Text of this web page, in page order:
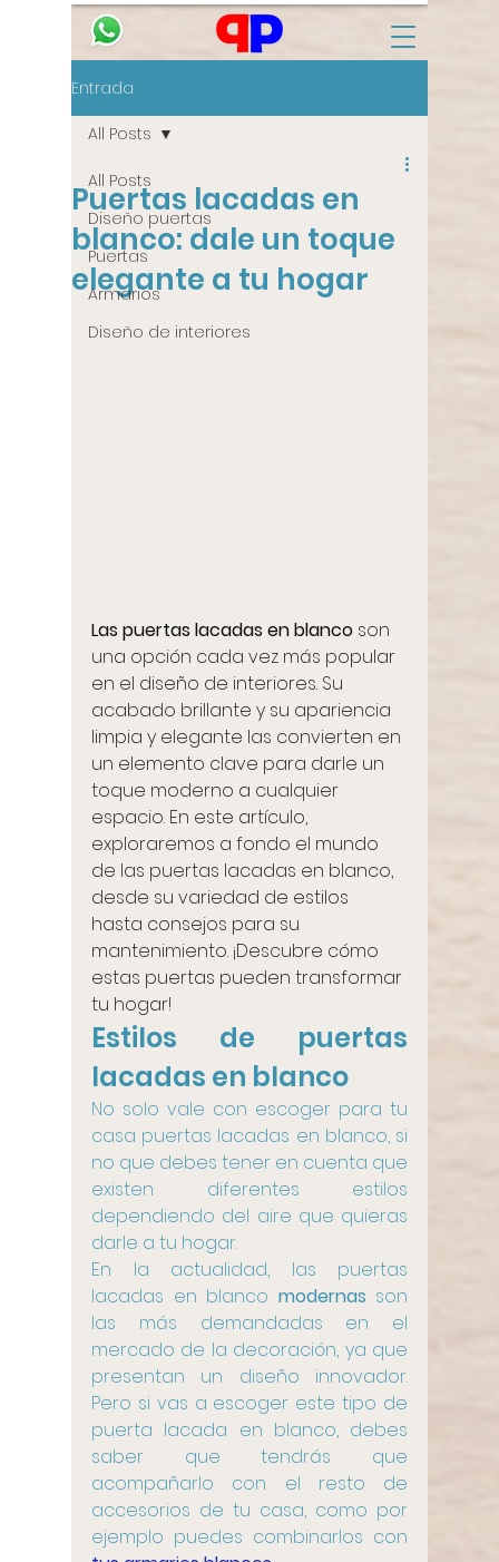
Entrada
All Posts
Diseño puertas
Puertas
Armarios
Diseño de interiores
All Posts
Puertas lacadas en
blanco: dale un toque
elegante a tu hogar
Las puertas lacadas en blanco son
una opción cada vez más popular
en el diseño de interiores. Su
acabado brillante y su apariencia
limpia y elegante las convierten en
un elemento clave para darle un
toque moderno a cualquier
espacio. En este artículo,
exploraremos a fondo el mundo
de las puertas lacadas en blanco,
desde su variedad de estilos
hasta consejos para su
mantenimiento. ¡Descubre cómo
estas puertas pueden transformar
tu hogar!
Estilos de puertas
lacadas en blanco
No solo vale con escoger para tu
casa puertas lacadas en blanco, si
no que debes tener en cuenta que
existen diferentes estilos
dependiendo del aire que quieras
darle a tu hogar.
En la actualidad, las puertas
lacadas en blanco modernas son
las más demandadas en el
mercado de la decoración, ya que
presentan un diseño innovador.
Pero si vas a escoger este tipo de
puerta lacada en blanco, debes
saber que tendrás que
acompañarlo con el resto de
accesorios de tu casa, como por